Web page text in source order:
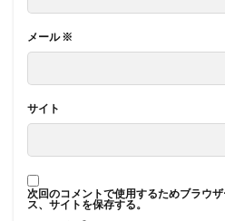
メール※
サイト
次回のコメントで使用するためブラウ
ス、サイトを保存する。